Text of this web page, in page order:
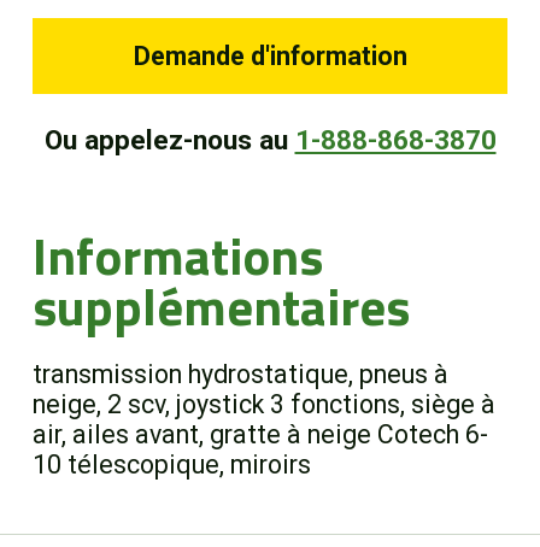
Demande d'information
Ou appelez-nous au 1-888-868-3870
Informations
supplémentaires
transmission hydrostatique, pneus à
neige, 2 scv, joystick 3 fonctions, siège à
air, ailes avant, gratte à neige Cotech 6-
10 télescopique, miroirs